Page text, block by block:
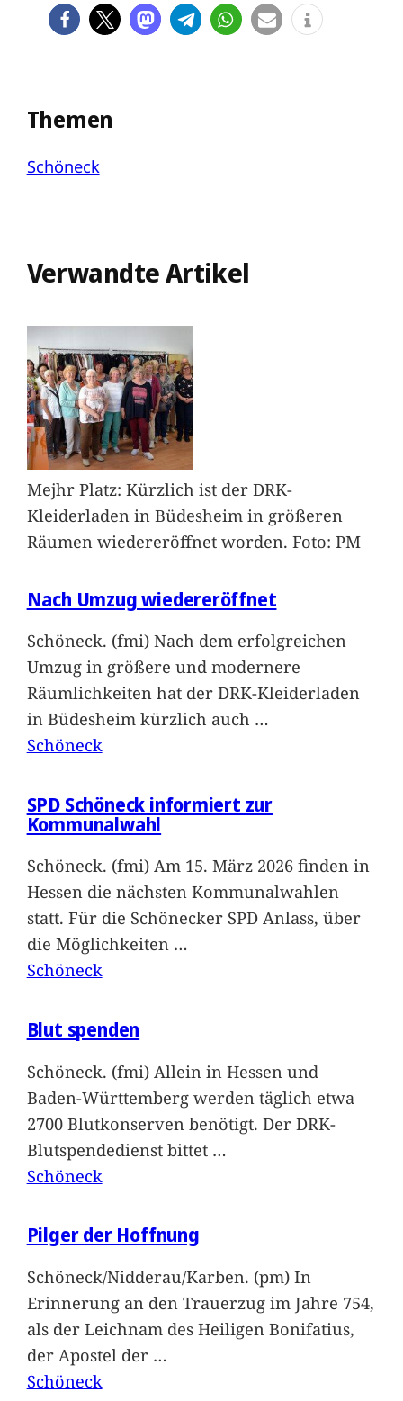
Themen
Schöneck
Verwandte Artikel
Mejhr Platz: Kürzlich ist der DRK-
Kleiderladen in Büdesheim in größeren
Räumen wiedereröffnet worden. Foto: PM
Nach Umzug wiedereröffnet
Schöneck. (fmi) Nach dem erfolgreichen
Umzug in größere und modernere
Räumlichkeiten hat der DRK-Kleiderladen
in Büdesheim kürzlich auch …
Schöneck
SPD Schöneck informiert zur
Kommunalwahl
Schöneck. (fmi) Am 15. März 2026 finden in
Hessen die nächsten Kommunalwahlen
statt. Für die Schönecker SPD Anlass, über
die Möglichkeiten …
Schöneck
Blut spenden
Schöneck. (fmi) Allein in Hessen und
Baden-Württemberg werden täglich etwa
2700 Blutkonserven benötigt. Der DRK-
Blutspendedienst bittet …
Schöneck
Pilger der Hoffnung
Schöneck/Nidderau/Karben. (pm) In
Erinnerung an den Trauerzug im Jahre 754,
als der Leichnam des Heiligen Bonifatius,
der Apostel der …
Schöneck